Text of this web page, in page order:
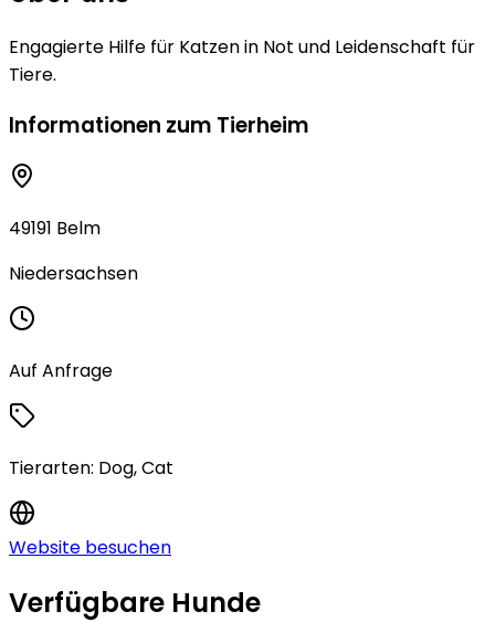
Engagierte Hilfe für Katzen in Not und Leidenschaft für
Tiere.
Informationen zum Tierheim
49191 Belm
Niedersachsen
Auf Anfrage
Tierarten: Dog, Cat
Website besuchen
Verfügbare Hunde